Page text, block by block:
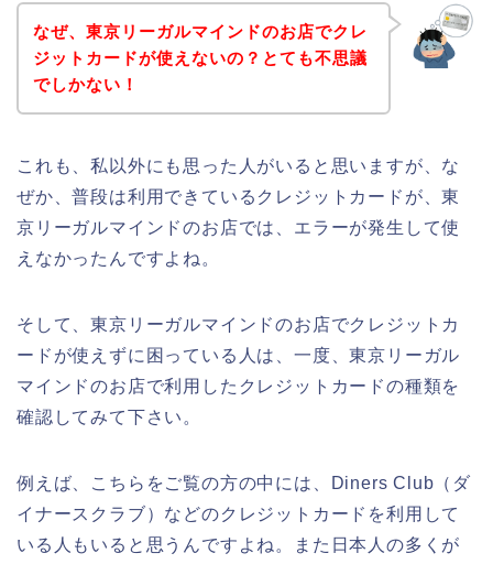
なぜ、東京リーガルマインドのお店でクレ
ジットカードが使えないの？とても不思議
でしかない！
これも、私以外にも思った人がいると思いますが、な
ぜか、普段は利用できているクレジットカードが、東
京リーガルマインドのお店では、エラーが発生して使
えなかったんですよね。
そして、東京リーガルマインドのお店でクレジットカ
ードが使えずに困っている人は、一度、東京リーガル
マインドのお店で利用したクレジットカードの種類を
確認してみて下さい。
例えば、こちらをご覧の方の中には、Diners Club（ダ
イナースクラブ）などのクレジットカードを利用して
いる人もいると思うんですよね。また日本人の多くが